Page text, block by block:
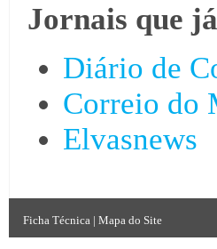
Jornais que
Diário de
Correio do
Elvasnews
Ficha Técnica | Mapa do Site